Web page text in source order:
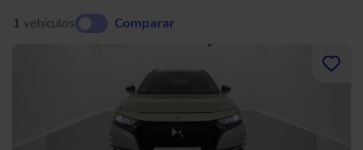
1 vehículos Comparar